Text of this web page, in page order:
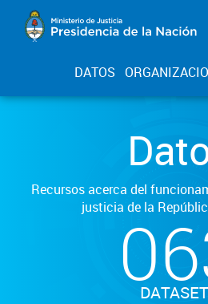
DATOS
Recursos acerca del
justicia de la